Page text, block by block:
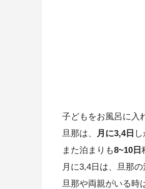
子どもをお風呂に入
旦那は、
月に3,4日
また泊まりも8~10日
月に3,4日は、旦那
旦那や両親がいる時